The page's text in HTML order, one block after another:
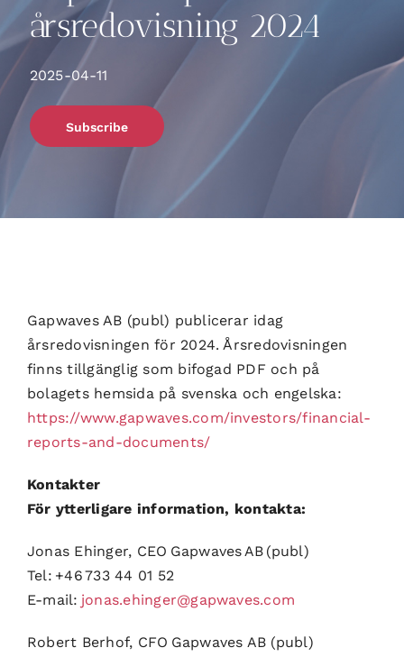
årsredovisning 2024
2025-04-11
Subscribe
Gapwaves AB (publ) publicerar idag
årsredovisningen för 2024. Årsredovisningen
finns tillgänglig som bifogad PDF och på
bolagets hemsida på svenska och engelska:
https://www.gapwaves.com/investors/financial-
reports-and-documents/
Kontakter
För ytterligare information, kontakta:
Jonas Ehinger, CEO Gapwaves AB (publ)
Tel: +46 733 44 01 52
E-mail: jonas.ehinger@gapwaves.com
Robert Berhof, CFO Gapwaves AB (publ)